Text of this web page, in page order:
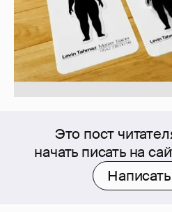
Это пост
начать писать на